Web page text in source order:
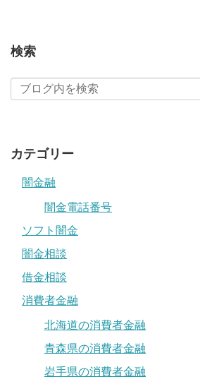
検索
カテゴリー
闇金融
闇金電話番号
ソフト闇金
闇金相談
借金相談
消費者金融
北海道の消費者金融
青森県の消費者金融
岩手県の消費者金融